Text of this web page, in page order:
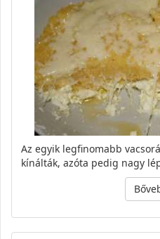
Az egyik legfinomabb
kínálták, azóta pedig nagy